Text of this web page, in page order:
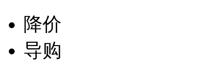
降价
导购